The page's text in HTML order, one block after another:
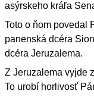
asýrskeho kráľa
Toto o ňom povedal
panenská dcéra
dcéra Jeruzalema.
Z Jeruzalema vyjde
To urobí horlivosť